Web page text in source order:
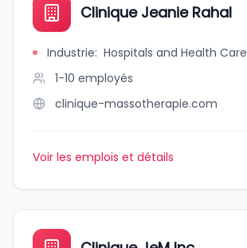
Clinique Jeanie Rahal
Industrie: Hospitals and Health Care
1-10 employés
clinique-massotherapie.com
Voir les emplois et détails